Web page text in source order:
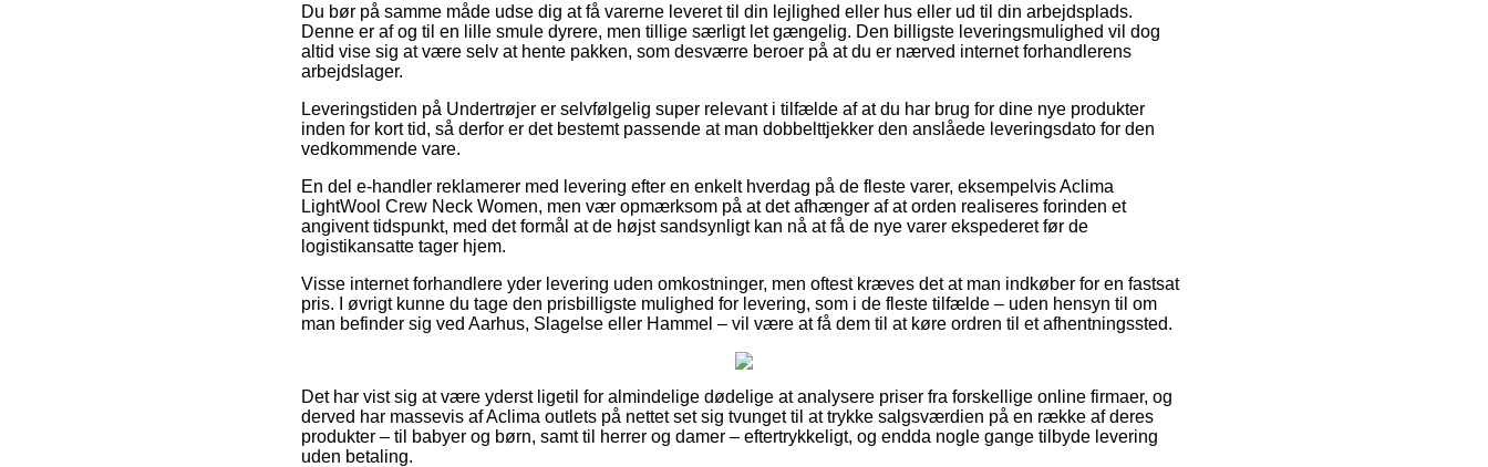
Du bør på samme måde udse dig at få varerne leveret til din lejlighed eller hus eller ud til din arbejdsplads.
Denne er af og til en lille smule dyrere, men tillige særligt let gængelig. Den billigste leveringsmulighed vil dog
altid vise sig at være selv at hente pakken, som desværre beroer på at du er nærved internet forhandlerens
arbejdslager.
Leveringstiden på Undertrøjer er selvfølgelig super relevant i tilfælde af at du har brug for dine nye produkter
inden for kort tid, så derfor er det bestemt passende at man dobbelttjekker den anslåede leveringsdato for den
vedkommende vare.
En del e-handler reklamerer med levering efter en enkelt hverdag på de fleste varer, eksempelvis Aclima
LightWool Crew Neck Women, men vær opmærksom på at det afhænger af at orden realiseres forinden et
angivent tidspunkt, med det formål at de højst sandsynligt kan nå at få de nye varer ekspederet før de
logistikansatte tager hjem.
Visse internet forhandlere yder levering uden omkostninger, men oftest kræves det at man indkøber for en fastsat
pris. I øvrigt kunne du tage den prisbilligste mulighed for levering, som i de fleste tilfælde – uden hensyn til om
man befinder sig ved Aarhus, Slagelse eller Hammel – vil være at få dem til at køre ordren til et afhentningssted.
Det har vist sig at være yderst ligetil for almindelige dødelige at analysere priser fra forskellige online firmaer, og
derved har massevis af Aclima outlets på nettet set sig tvunget til at trykke salgsværdien på en række af deres
produkter – til babyer og børn, samt til herrer og damer – eftertrykkeligt, og endda nogle gange tilbyde levering
uden betaling.